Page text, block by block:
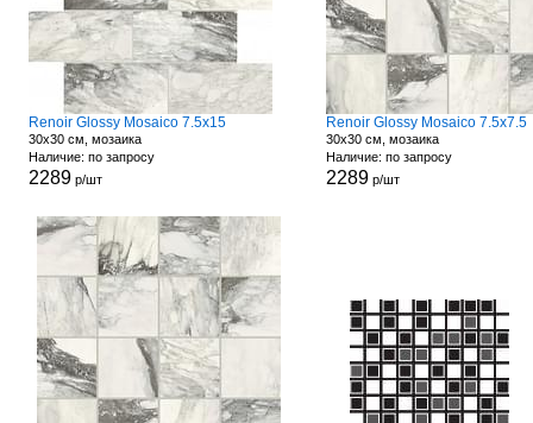
Renoir Glossy Mosaico 7.5x15
30x30 см, мозаика
Наличие: по запросу
2289 р/шт
Renoir Glossy Mosaico 7.5x7.5
30x30 см, мозаика
Наличие: по запросу
2289 р/шт